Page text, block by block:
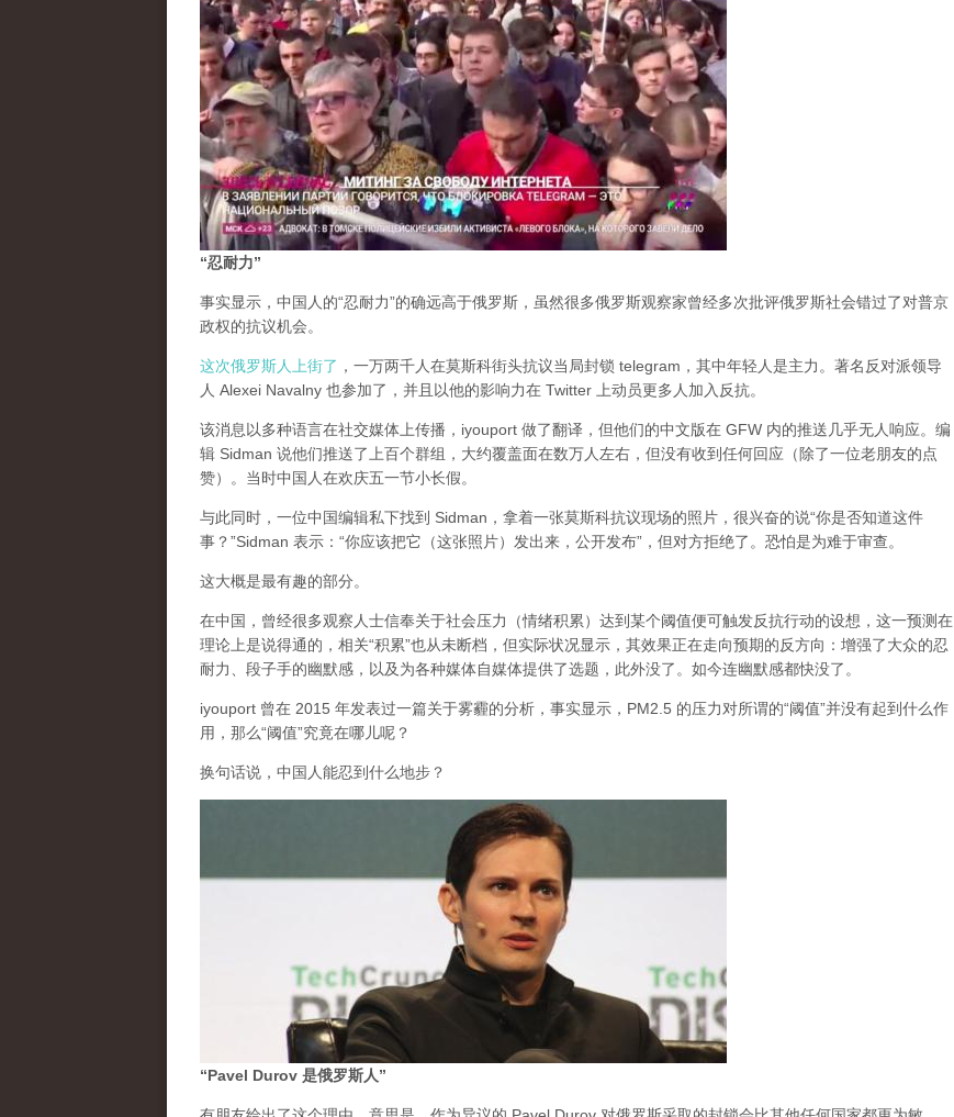
“忍耐力”
事实显示，中国人的“忍耐力”的确远高于俄罗斯，虽然很多俄罗斯观察家曾经多次批评俄罗斯社会错过了对普京
政权的抗议机会。
这次俄罗斯人上街了 ，一万两千人在莫斯科街头抗议当局封锁 telegram，其中年轻人是主力。著名反对派领导
人 Alexei Navalny 也参加了，并且以他的影响力在 Twitter 上动员更多人加入反抗。
该消息以多种语言在社交媒体上传播，iyouport 做了翻译，但他们的中文版在 GFW 内的推送几乎无人响应。编
辑 Sidman 说他们推送了上百个群组，大约覆盖面在数万人左右，但没有收到任何回应（除了一位老朋友的点
赞）。当时中国人在欢庆五一节小长假。
与此同时，一位中国编辑私下找到 Sidman，拿着一张莫斯科抗议现场的照片，很兴奋的说“你是否知道这件
事？”Sidman 表示：“你应该把它（这张照片）发出来，公开发布”，但对方拒绝了。恐怕是为难于审查。
这大概是最有趣的部分。
在中国，曾经很多观察人士信奉关于社会压力（情绪积累）达到某个阈值便可触发反抗行动的设想，这一预测在
理论上是说得通的，相关“积累”也从未断档，但实际状况显示，其效果正在走向预期的反方向：增强了大众的忍
耐力、段子手的幽默感，以及为各种媒体自媒体提供了选题，此外没了。如今连幽默感都快没了。
iyouport 曾在 2015 年发表过一篇关于雾霾的分析，事实显示，PM2.5 的压力对所谓的“阈值”并没有起到什么作
用，那么“阈值”究竟在哪儿呢？
换句话说，中国人能忍到什么地步？
“Pavel Durov 是俄罗斯人”